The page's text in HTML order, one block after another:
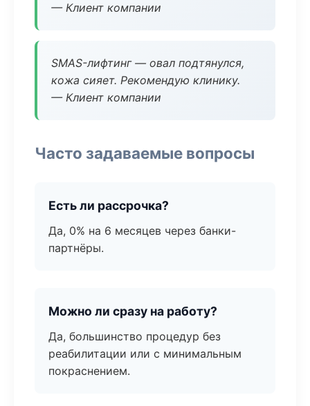
— Клиент компании
SMAS-лифтинг — овал подтянулся,
кожа сияет. Рекомендую клинику.
— Клиент компании
Часто задаваемые вопросы
Есть ли рассрочка?
Да, 0% на 6 месяцев через банки-
партнёры.
Можно ли сразу на работу?
Да, большинство процедур без
реабилитации или с минимальным
покраснением.